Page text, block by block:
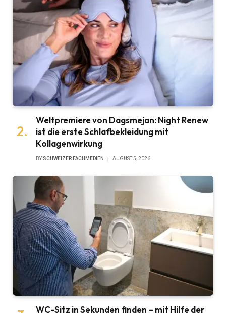
Weltpremiere von Dagsmejan: Night Renew
ist die erste Schlafbekleidung mit
Kollagenwirkung
BY SCHWEIZER FACHMEDIEN AUGUST 5, 2026
WC-Sitz in Sekunden finden – mit Hilfe der